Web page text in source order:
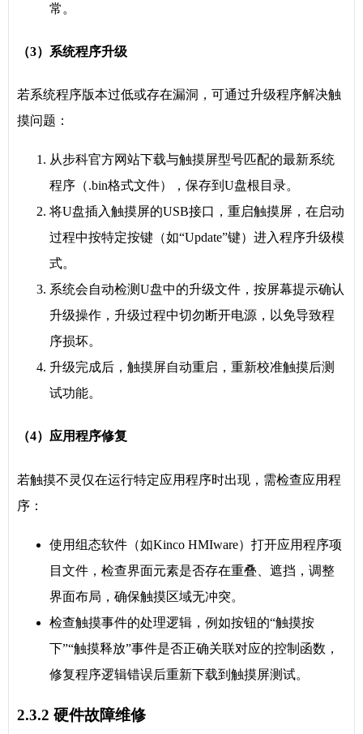
常。
（3）系统程序升级
若系统程序版本过低或存在漏洞，可通过升级程序解决触
摸问题：
从步科官方网站下载与触摸屏型号匹配的最新系统
程序（.bin格式文件），保存到U盘根目录。
将U盘插入触摸屏的USB接口，重启触摸屏，在启动
过程中按特定按键（如“Update”键）进入程序升级模
式。
系统会自动检测U盘中的升级文件，按屏幕提示确认
升级操作，升级过程中切勿断开电源，以免导致程
序损坏。
升级完成后，触摸屏自动重启，重新校准触摸后测
试功能。
（4）应用程序修复
若触摸不灵仅在运行特定应用程序时出现，需检查应用程
序：
使用组态软件（如Kinco HMIware）打开应用程序项
目文件，检查界面元素是否存在重叠、遮挡，调整
界面布局，确保触摸区域无冲突。
检查触摸事件的处理逻辑，例如按钮的“触摸按
下”“触摸释放”事件是否正确关联对应的控制函数，
修复程序逻辑错误后重新下载到触摸屏测试。
2.3.2 硬件故障维修